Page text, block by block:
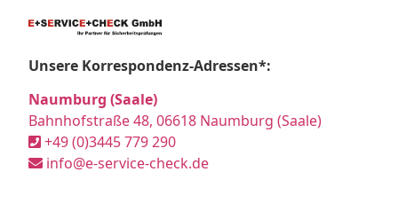
Unsere Korrespondenz-Adressen*:
Naumburg (Saale)
Bahnhofstraße 48, 06618 Naumburg (Saale)
+49 (0)3445 779 290
info@e-service-check.de